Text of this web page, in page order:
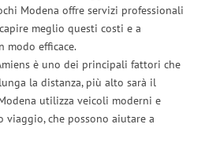
Modena offre servizi professionali
meglio questi costi e a
modo efficace.
è uno dei principali fattori che
la distanza, più alto sarà il
utilizza veicoli moderni e
che possono aiutare a